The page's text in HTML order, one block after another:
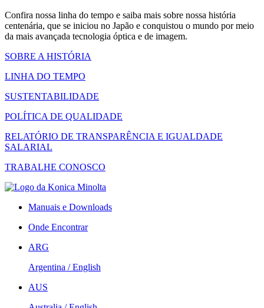
Confira nossa linha do tempo e saiba mais sobre nossa história
centenária, que se iniciou no Japão e conquistou o mundo por meio
da mais avançada tecnologia óptica e de imagem.
SOBRE A HISTÓRIA
LINHA DO TEMPO
SUSTENTABILIDADE
POLÍTICA DE QUALIDADE
RELATÓRIO DE TRANSPARÊNCIA E IGUALDADE
SALARIAL
TRABALHE CONOSCO
Manuais e Downloads
Onde Encontrar
ARG
Argentina / English
AUS